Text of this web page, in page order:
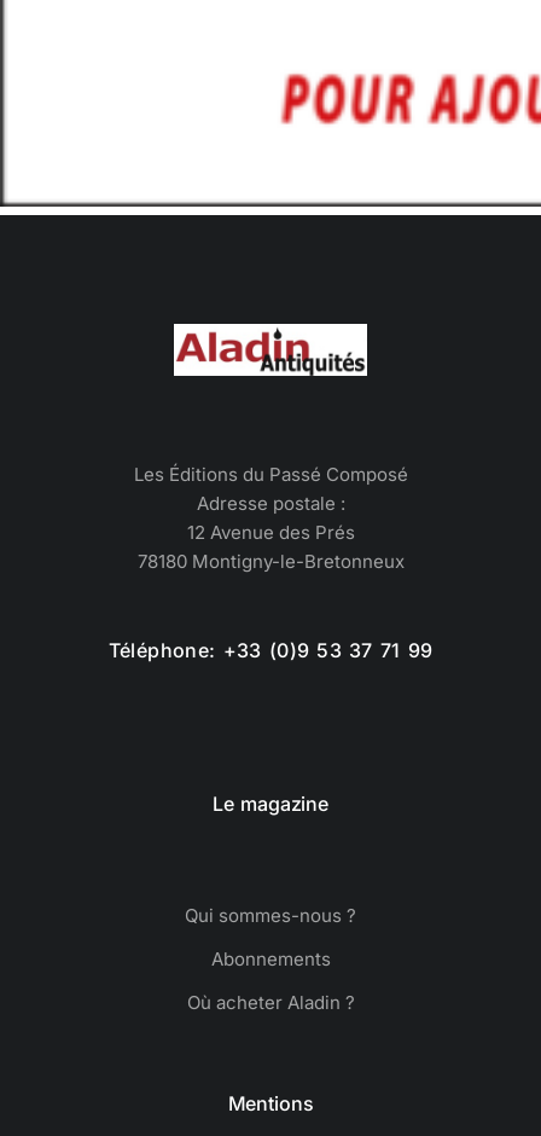
Les Éditions du Passé Composé
Adresse postale :
12 Avenue des Prés
78180 Montigny-le-Bretonneux
Téléphone: +33 (0)9 53 37 71 99
Le magazine
Qui sommes-nous ?
Abonnements
Où acheter Aladin ?
Mentions